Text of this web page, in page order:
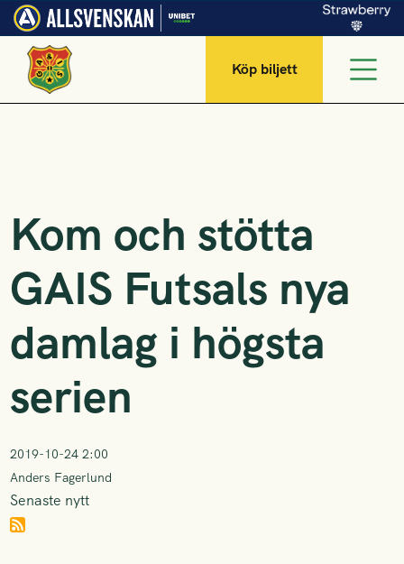
Köp biljett
Kom och stötta
GAIS Futsals nya
damlag i högsta
serien
2019-10-24 2:00
Anders Fagerlund
Senaste nytt